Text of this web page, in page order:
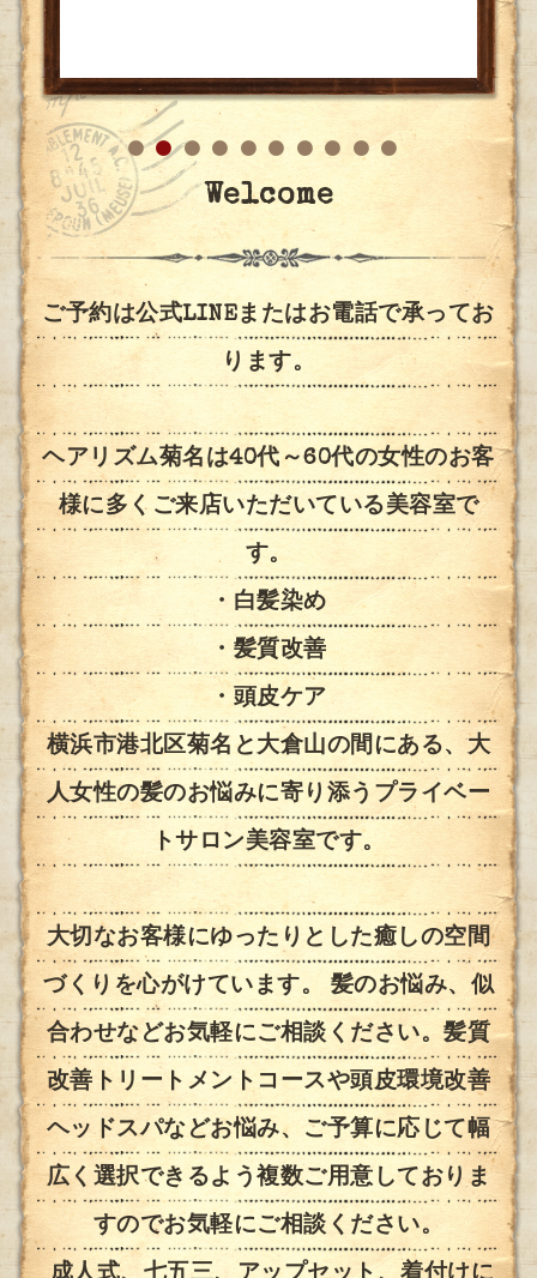
Welcome
ご予約は公式LINEまたはお電話で承ってお
ります。
ヘアリズム菊名は40代～60代の女性のお客
様に多くご来店いただいている美容室で
す。
・白髪染め
・髪質改善
・頭皮ケア
横浜市港北区菊名と大倉山の間にある、大
人女性の髪のお悩みに寄り添うプライベー
トサロン美容室です。
大切なお客様にゆったりとした癒しの空間
づくりを心がけています。 髪のお悩み、似
合わせなどお気軽にご相談ください。髪質
改善トリートメントコースや頭皮環境改善
ヘッドスパなどお悩み、ご予算に応じて幅
広く選択できるよう複数ご用意しておりま
すのでお気軽にご相談ください。